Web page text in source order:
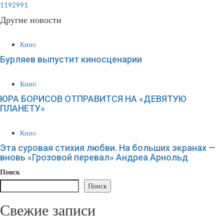
1192991
Другие новости
Кино
Бурляев выпустит киносценарии
Кино
ЮРА БОРИСОВ ОТПРАВИТСЯ НА «ДЕВЯТУЮ
ПЛАНЕТУ»
Кино
Эта суровая стихия любви. На больших экранах —
вновь «Грозовой перевал» Андреа Арнольд
Поиск
Поиск
Свежие записи